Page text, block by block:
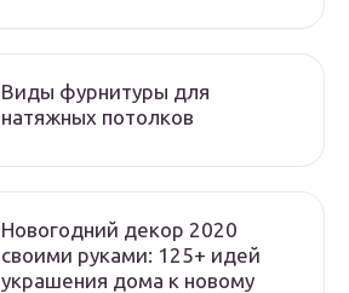
Виды фурнитуры для
натяжных потолков
Новогодний декор 2020
своими руками: 125+ идей
украшения дома к новому